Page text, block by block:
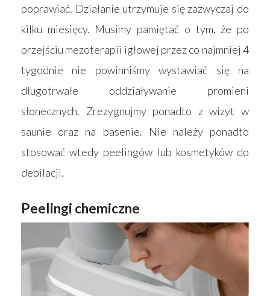
poprawiać. Działanie utrzymuje się zazwyczaj do
kilku miesięcy. Musimy pamiętać o tym, że po
przejściu mezoterapii igłowej przez co najmniej 4
tygodnie nie powinniśmy wystawiać się na
długotrwałe oddziaływanie promieni
słonecznych. Zrezygnujmy ponadto z wizyt w
saunie oraz na basenie. Nie należy ponadto
stosować wtedy peelingów lub kosmetyków do
depilacji.
Peelingi chemiczne